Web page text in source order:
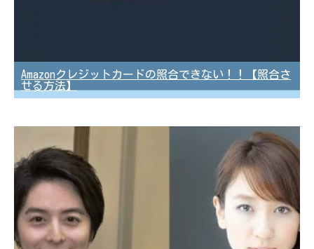
Amazonクレジットカードの照合できない！！【照合さ
せる方法】